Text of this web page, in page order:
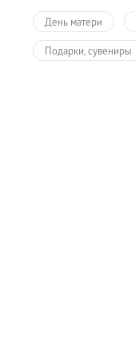
День матери
Подарки, сувениры